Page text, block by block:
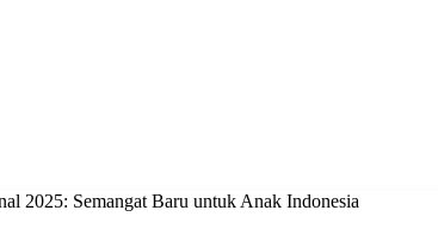
2025: Semangat Baru untuk Anak Indonesia